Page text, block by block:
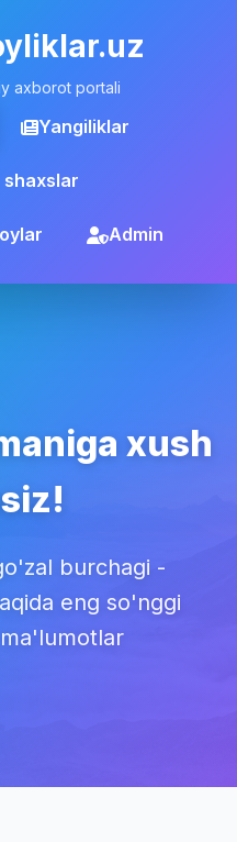
axborot portali
Yangiliklar
shaxslar
Admin
xush
burchagi -
eng so'nggi